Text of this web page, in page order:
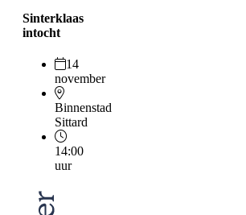
Sinterklaas
intocht
14
november
Binnenstad
Sittard
14:00
uur